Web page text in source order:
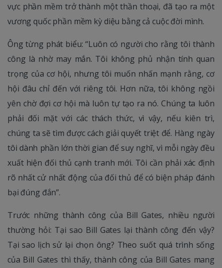
vực phần mềm trở thành một thần thoại, đã tạo ra một
vương quốc phần mềm kỳ diệu bằng cả cuộc đời mình.
Ông từng phát biểu: “Luôn có người cho rằng tôi thành
công là nhờ may mắn. Tôi không phủ nhận tính quan
trọng của cơ hội, nhưng tôi muốn nhấn mạnh rằng, cơ
hội đâu chỉ đến với riêng tôi. Hơn nữa, tôi không ngồi
yên chờ đợi cơ hội mà luôn tự tạo ra nó. Chúng ta luôn
phải đối mặt với các thách thức, vì vậy, nếu kiên trì,
chúng ta sẽ tìm được cách giải quyết triệt để. Hàng ngày
tôi dành phần lớn thời gian để suy nghĩ, vì mỗi ngày đều
xuất hiện đối thủ cạnh tranh mới. Tôi cần phải xác định
rõ nhất cử nhất động của đối thủ để có biện pháp đánh
bại đúng đắn”.
Trước những thành công của Bill Gates, nhiều người
thường hỏi: Tại sao Bill Gates lại thành công đến vậy?
Tại sao lịch sử lại chọn ông? Theo suốt quá trình sống
của Bill Gates thì thấy, thành công của Bill Gates mang